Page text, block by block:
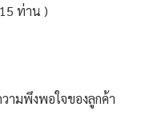
ท่าน )
ามพึงพอใจของลูกค้า